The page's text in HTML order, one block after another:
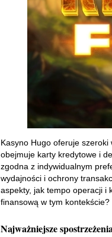
Kasyno Hugo oferuje
obejmuje karty kredytowe i
zgodna z indywidualnym
wydajności i ochrony
aspekty, jak tempo operacji i
finansową w tym kontekście?
Najważniejsze